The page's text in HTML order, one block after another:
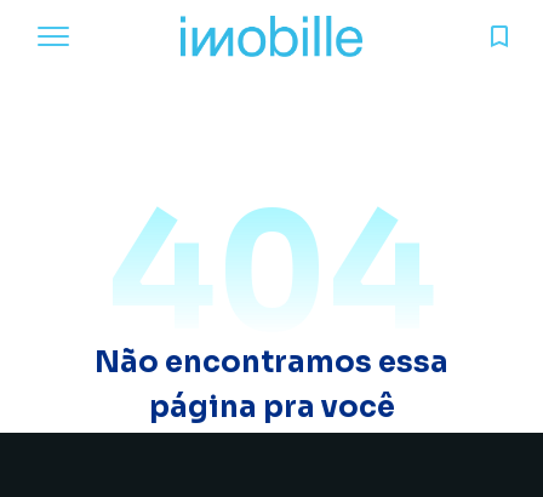
404
Não encontramos essa
página pra você